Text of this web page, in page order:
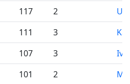
117 2
Ufa
111 3
107 3
101 2